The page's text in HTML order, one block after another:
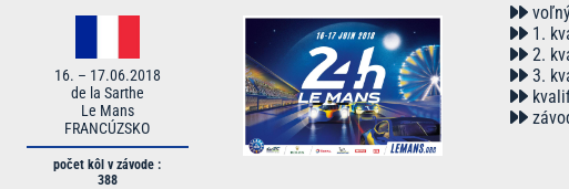
16. – 17.06.2018
de la Sarthe
Le Mans
FRANCÚZSKO
počet kôl v závode :
388
1.
2.
3.